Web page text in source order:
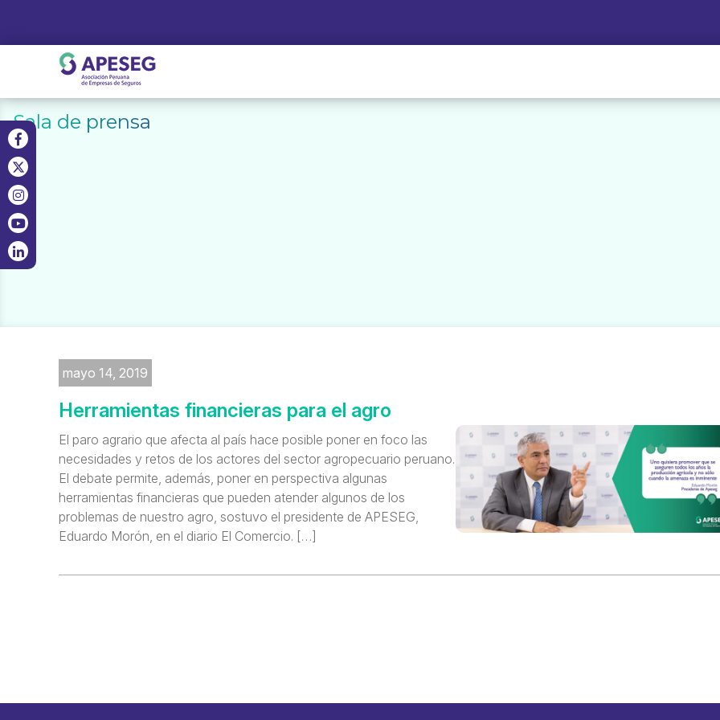
content
APESEG
Sala de prensa
mayo 14, 2019
Herramientas financieras para el agro
El paro agrario que afecta al país hace posible poner en foco las
necesidades y retos de los actores del sector agropecuario peruano.
El debate permite, además, poner en perspectiva algunas
herramientas financieras que pueden atender algunos de los
problemas de nuestro agro, sostuvo el presidente de APESEG,
Eduardo Morón, en el diario El Comercio. […]